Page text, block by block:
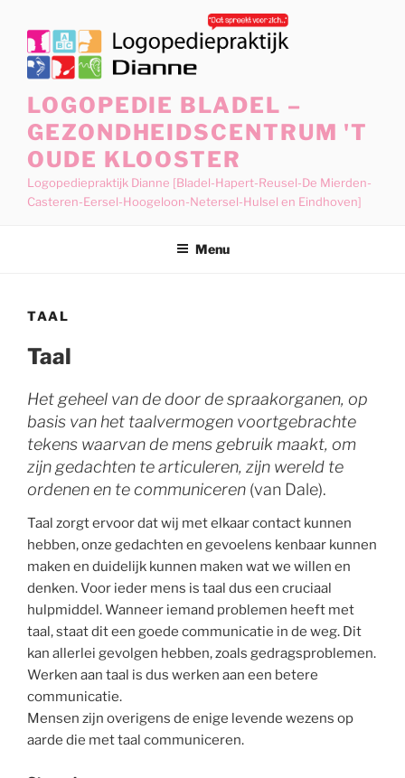
inhoud
LOGOPEDIE BLADEL –
GEZONDHEIDSCENTRUM 'T
OUDE KLOOSTER
Logopediepraktijk Dianne [Bladel-Hapert-Reusel-De Mierden-
Casteren-Eersel-Hoogeloon-Netersel-Hulsel en Eindhoven]
Menu
TAAL
Taal
Het geheel van de door de spraakorganen, op
basis van het taalvermogen voortgebrachte
tekens waarvan de mens gebruik maakt, om
zijn gedachten te articuleren, zijn wereld te
ordenen en te communiceren (van Dale).
Taal zorgt ervoor dat wij met elkaar contact kunnen
hebben, onze gedachten en gevoelens kenbaar kunnen
maken en duidelijk kunnen maken wat we willen en
denken. Voor ieder mens is taal dus een cruciaal
hulpmiddel. Wanneer iemand problemen heeft met
taal, staat dit een goede communicatie in de weg. Dit
kan allerlei gevolgen hebben, zoals gedragsproblemen.
Werken aan taal is dus werken aan een betere
communicatie.
Mensen zijn overigens de enige levende wezens op
aarde die met taal communiceren.